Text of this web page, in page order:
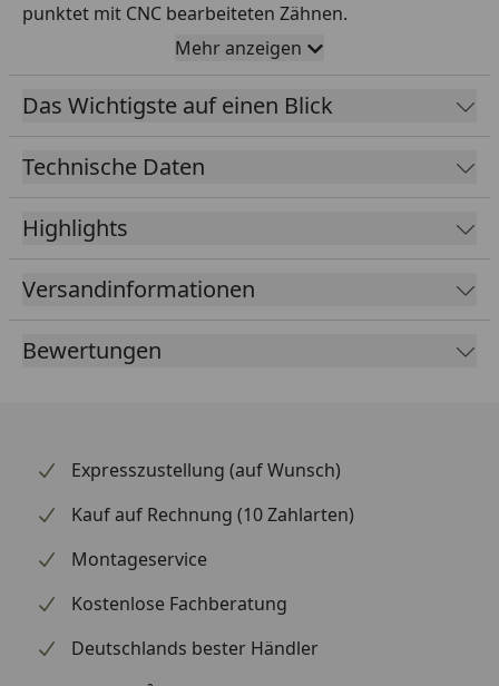
punktet mit CNC bearbeiteten Zähnen.
Vielseitige Kompatibilität
Bosch System Gen.3 geeignet. Außerdem ist es
Die Direct Mount Befestigung sorgt für eine einfache
Distanzscheibe ist bereits im Lieferumfang enthalten.
Mehr anzeigen
Das Wichtigste auf einen Blick
Technische Daten
Highlights
Versandinformationen
Bewertungen
Expresszustellung (auf Wunsch)
Kauf auf Rechnung (10 Zahlarten)
Montageservice
Kostenlose Fachberatung
Deutschlands bester Händler